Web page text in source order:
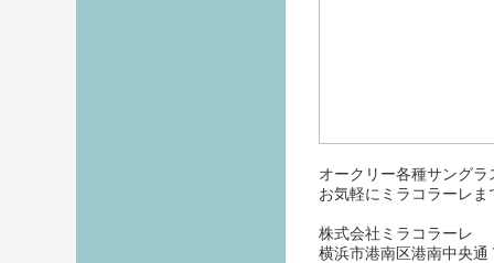
オークリー各種サング
お気軽にミラコラーレ
株式会社ミラコラーレ
横浜市港南区港南中央通